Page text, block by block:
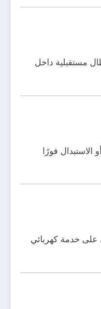
مستقبلية داخل
فورًا
خدمة كهربائي